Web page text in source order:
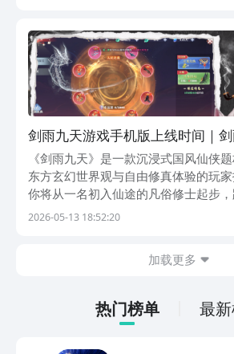
剑雨九天游戏手机版上线时间｜
本更新动态
《剑雨九天》是一款沉浸式国风仙侠
东方玄幻世界观与自由修真体验的玩
你将从一名初入仙途的凡俗修士起步
界，历经炼气、筑基、金丹直至渡劫飞
2026-05-13 18:52:20
加载更多
热门榜单 最